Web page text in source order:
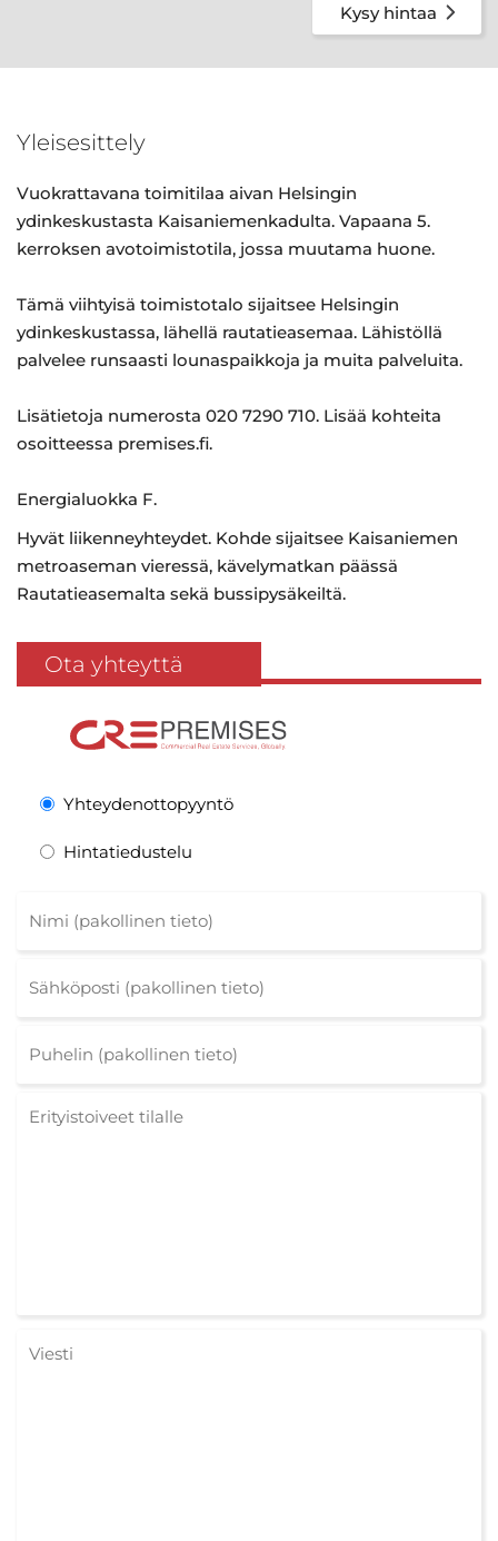
Kysy hintaa
Yleisesittely
Vuokrattavana toimitilaa aivan Helsingin
ydinkeskustasta Kaisaniemenkadulta. Vapaana 5.
kerroksen avotoimistotila, jossa muutama huone.
Tämä viihtyisä toimistotalo sijaitsee Helsingin
ydinkeskustassa, lähellä rautatieasemaa. Lähistöllä
palvelee runsaasti lounaspaikkoja ja muita palveluita.
Lisätietoja numerosta 020 7290 710. Lisää kohteita
osoitteessa premises.fi.
Energialuokka F.
Hyvät liikenneyhteydet. Kohde sijaitsee Kaisaniemen
metroaseman vieressä, kävelymatkan päässä
Rautatieasemalta sekä bussipysäkeiltä.
Ota yhteyttä
Yhteydenottopyyntö
Hintatiedustelu